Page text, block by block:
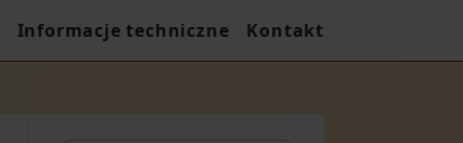
Informacje techniczne Kontakt